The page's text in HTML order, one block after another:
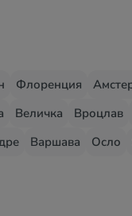
Флоренция
Величка Вроцлав
Варшава Осло